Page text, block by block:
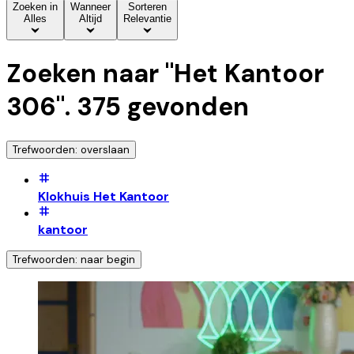
Zoeken in
Alles
Wanneer
Altijd
Sorteren
Relevantie
Zoeken naar "Het Kantoor
306". 375 gevonden
Trefwoorden: overslaan
Klokhuis Het Kantoor
kantoor
Trefwoorden: naar begin